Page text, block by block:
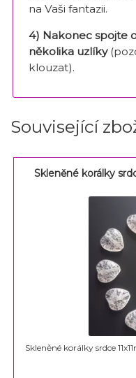
na Vaši fantazii.
4) Nakonec spojte
několika uzlíky
klouzat).
Související
Skleněné korálky
Skleněné korálky srdce